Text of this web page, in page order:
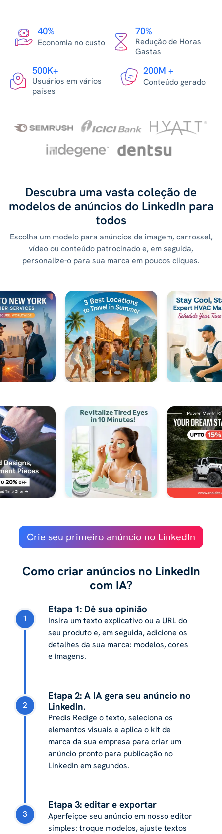
40%
Economia no custo
70%
Redução de Horas
Gastas
500K+
Usuários em vários
países
200M +
Conteúdo gerado
Descubra uma vasta coleção de
modelos de anúncios do LinkedIn para
todos
Escolha um modelo para anúncios de imagem, carrossel,
vídeo ou conteúdo patrocinado e, em seguida,
personalize-o para sua marca em poucos cliques.
Crie seu primeiro anúncio no LinkedIn
Como criar anúncios no LinkedIn
com IA?
1
Etapa 1: Dê sua opinião
Insira um texto explicativo ou a URL do
seu produto e, em seguida, adicione os
detalhes da sua marca: modelos, cores
e imagens.
2
Etapa 2: A IA gera seu anúncio no
LinkedIn.
Predis Redige o texto, seleciona os
elementos visuais e aplica o kit de
marca da sua empresa para criar um
anúncio pronto para publicação no
LinkedIn em segundos.
3
Etapa 3: editar e exportar
Aperfeiçoe seu anúncio em nosso editor
simples: troque modelos, ajuste textos